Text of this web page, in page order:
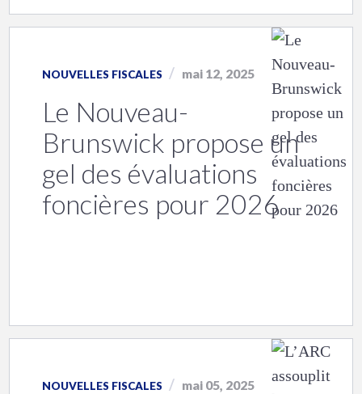
NOUVELLES FISCALES mai 12, 2025
Le Nouveau-
Brunswick propose un
gel des évaluations
foncières pour 2026
NOUVELLES FISCALES mai 05, 2025